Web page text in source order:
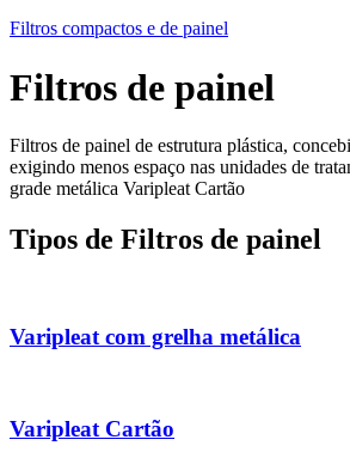
Filtros compactos e de painel
Filtros de painel
Filtros de painel de estrutura plástica,
exigindo menos espaço nas unidades de
grade metálica Varipleat Cartão
Tipos de Filtros de painel
Varipleat com grelha metálica
Varipleat Cartão